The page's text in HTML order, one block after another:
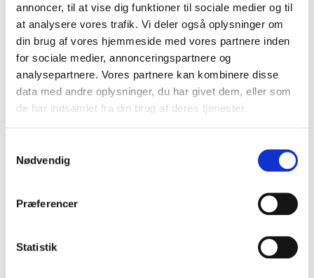
annoncer, til at vise dig funktioner til sociale medier og til
at analysere vores trafik. Vi deler også oplysninger om
din brug af vores hjemmeside med vores partnere inden
for sociale medier, annonceringspartnere og
analysepartnere. Vores partnere kan kombinere disse
data med andre oplysninger, du har givet dem, eller som
de har indsamlet fra din brug af deres tjenester.
Nødvendig
Præferencer
Statistik
Det hangler om at åbne jorden op, så rødderne kan få luft, ved
brug af en græsplæne bliver jorden komprimeret og rødderne
får svært ved at “trække” vejret ordenligt.
Samtidig vil vandet istedet for at trænge ned i rødderne løbe
langs den hårde jord.
De forskellige luftmetoder.
Vertikalskærer
Den “billige” metode er ved hjælp af en vertikalskærer der
Det dårlige ved denne metode er at det holder meget kort tid,